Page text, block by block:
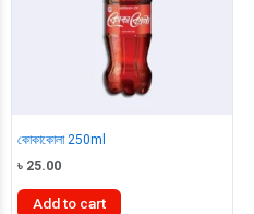
কোকাকোলা 250ml
৳ 25.00
Add to cart